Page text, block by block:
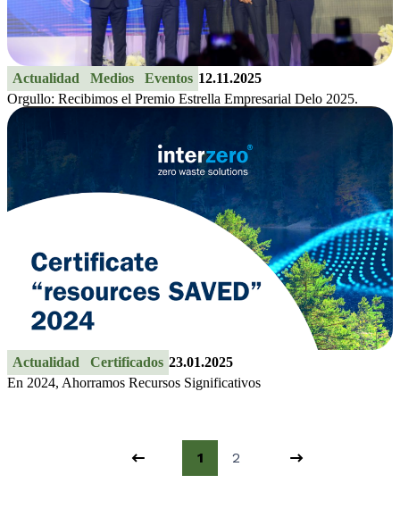
Actualidad Medios Eventos 12.11.2025
Orgullo: Recibimos el Premio Estrella Empresarial Delo 2025.
Actualidad Certificados 23.01.2025
En 2024, Ahorramos Recursos Significativos
1 2